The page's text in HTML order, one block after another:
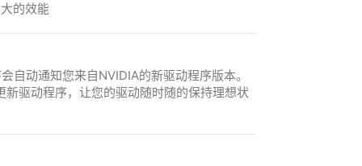
的效能
自动通知您来自NVIDIA的新驱动程序版本。
驱动程序，让您的驱动随时随的保持理想状